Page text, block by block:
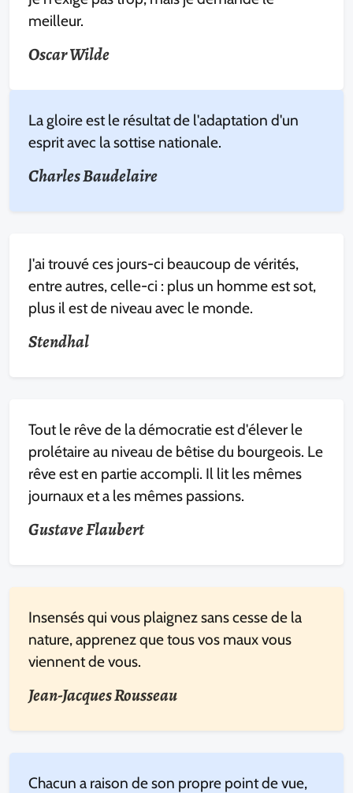
meilleur.
Oscar Wilde
La gloire est le résultat de l'adaptation d'un
esprit avec la sottise nationale.
Charles Baudelaire
J'ai trouvé ces jours-ci beaucoup de vérités,
entre autres, celle-ci : plus un homme est sot,
plus il est de niveau avec le monde.
Stendhal
Tout le rêve de la démocratie est d'élever le
prolétaire au niveau de bêtise du bourgeois. Le
rêve est en partie accompli. Il lit les mêmes
journaux et a les mêmes passions.
Gustave Flaubert
Insensés qui vous plaignez sans cesse de la
nature, apprenez que tous vos maux vous
viennent de vous.
Jean-Jacques Rousseau
Chacun a raison de son propre point de vue,